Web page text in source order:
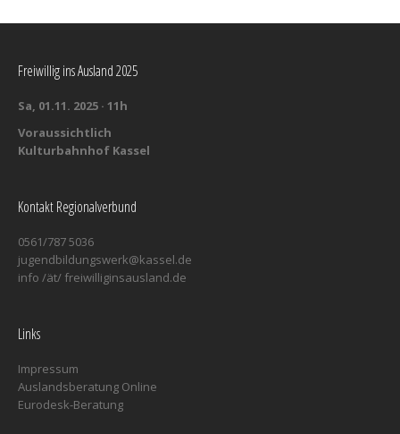
Freiwillig ins Ausland 2025
Sa, 01.11. 2025 · 11h
Voraussichtlich
Kulturbahnhof Kassel
Kontakt Regionalverbund
0561/787 5036
jugendbildungswerk@kassel.de
info /ät/ freiwilliginsausland.de
Links
Impressum
Auslandsberatung Online
Eurodesk-Beratung